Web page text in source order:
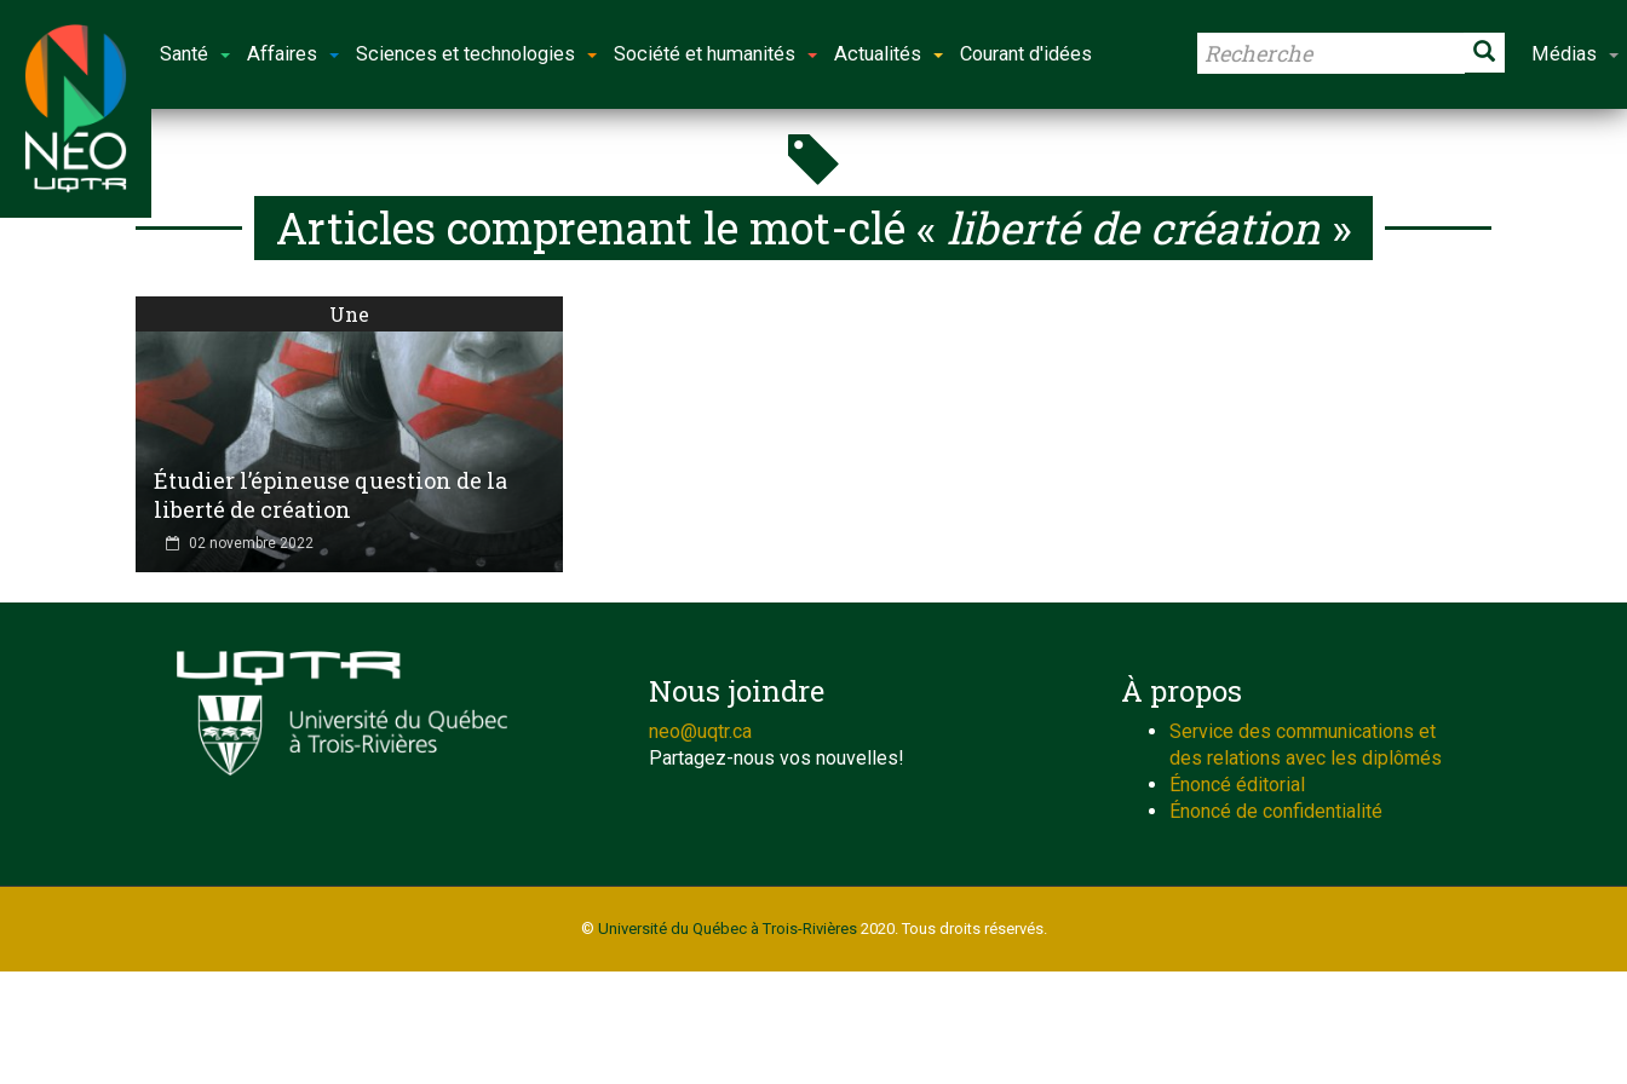
Santé Affaires Sciences et technologies Société et humanités Actualités Courant d'idées Médias
Articles comprenant le mot-clé « liberté de création »
Une
Étudier l’épineuse question de la
liberté de création
02 novembre 2022
Nous joindre
neo@uqtr.ca
Partagez-nous vos nouvelles!
À propos
Service des communications et
des relations avec les diplômés
Énoncé éditorial
Énoncé de confidentialité
© Université du Québec à Trois-Rivières2020. Tous droits réservés.